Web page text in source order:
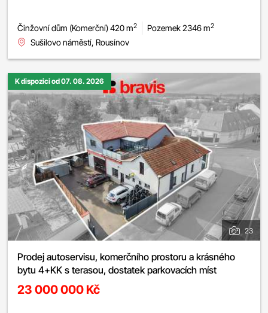
Činžovní dům (Komerční) 420 m2 Pozemek 2346 m2
Sušilovo náměstí, Rousínov
K dispozici od 07. 08. 2026
23
Prodej autoservisu, komerčního prostoru a krásného
bytu 4+KK s terasou, dostatek parkovacích míst
23 000 000 Kč